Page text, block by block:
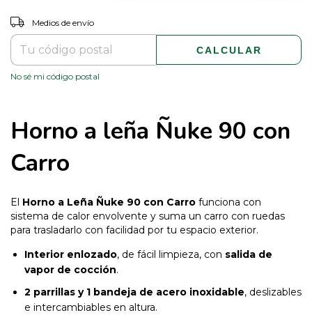
Entregas para el CP:
Medios de envío
CALCULAR
No sé mi código postal
Horno a leña Ñuke 90 con
Carro
El Horno a Leña Ñuke 90 con Carro funciona con
sistema de calor envolvente y suma un carro con ruedas
para trasladarlo con facilidad por tu espacio exterior.
Interior enlozado, de fácil limpieza, con salida de
vapor de cocción.
2 parrillas y 1 bandeja de acero inoxidable, deslizables
e intercambiables en altura.